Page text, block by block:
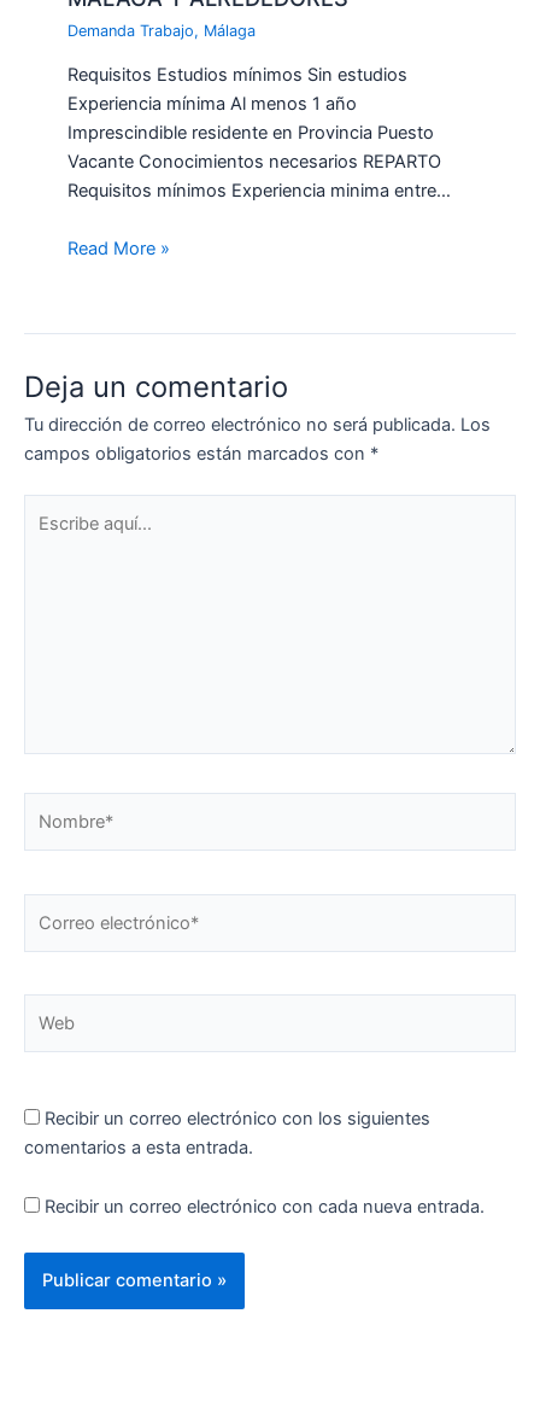
Demanda Trabajo, Málaga
Requisitos Estudios mínimos Sin estudios
Experiencia mínima Al menos 1 año
Imprescindible residente en Provincia Puesto
Vacante Conocimientos necesarios REPARTO
Requisitos mínimos Experiencia minima entre…
Read More »
Deja un comentario
Tu dirección de correo electrónico no será publicada. Los
campos obligatorios están marcados con *
aquí...
electrónico*
Recibir un correo electrónico con los siguientes
comentarios a esta entrada.
Recibir un correo electrónico con cada nueva entrada.